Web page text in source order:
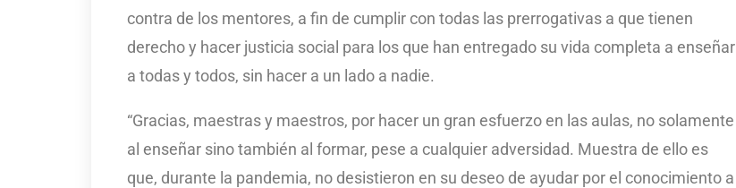
contra de los mentores, a fin de cumplir con todas las prerrogativas a que tienen
derecho y hacer justicia social para los que han entregado su vida completa a enseñar
a todas y todos, sin hacer a un lado a nadie.
“Gracias, maestras y maestros, por hacer un gran esfuerzo en las aulas, no solamente
al enseñar sino también al formar, pese a cualquier adversidad. Muestra de ello es
que, durante la pandemia, no desistieron en su deseo de ayudar por el conocimiento a